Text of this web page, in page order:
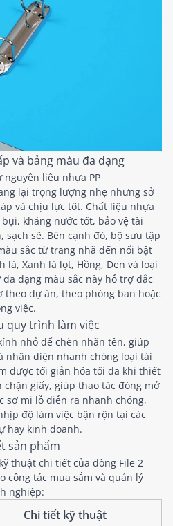
và bảng màu đa dạng
liệu nhựa PP
lại trọng lượng nhẹ nhưng sở
và chịu lực tốt. Chất liệu nhựa
kháng nước tốt, bảo vệ tài
sẽ. Bên cạnh đó, bộ sưu tập
sắc từ trang nhã đến nổi bật
lá, Xanh lá lọt, Hồng, Đen và loại
dạng màu sắc này hỗ trợ đắc
theo dự án, theo phòng ban hoặc
việc.
quy trình làm việc
nhỏ để chèn nhãn tên, giúp
nhận diện nhanh chóng loại tài
được tối giản hóa tối đa khi thiết
chặn giấy, giúp thao tác đóng mở
sơ mi lỗ diễn ra nhanh chóng,
độ làm việc bận rộn tại các
hay kinh doanh.
sản phẩm
thuật chi tiết của dòng File 2
công tác mua sắm và quản lý
nghiệp:
Chi tiết kỹ thuật